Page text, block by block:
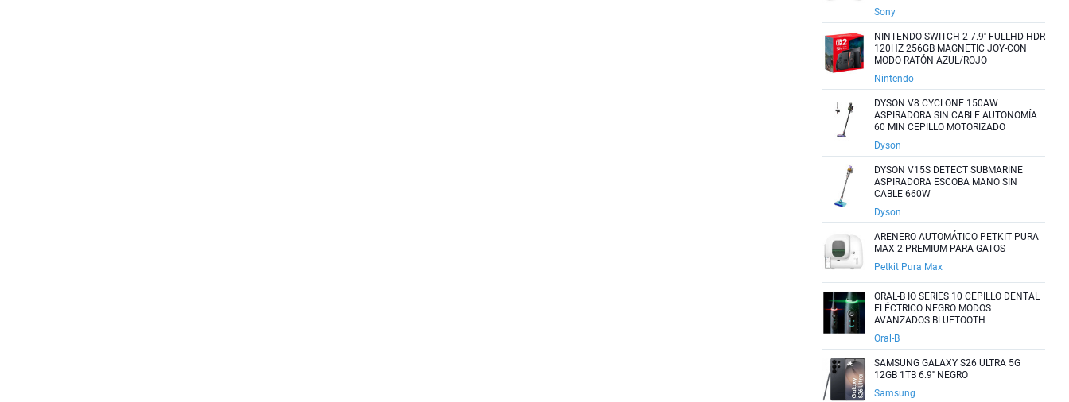
Sony
NINTENDO SWITCH 2 7.9'' FULLHD HDR
120HZ 256GB MAGNETIC JOY-CON
MODO RATÓN AZUL/ROJO
Nintendo
DYSON V8 CYCLONE 150AW
ASPIRADORA SIN CABLE AUTONOMÍA
60 MIN CEPILLO MOTORIZADO
Dyson
DYSON V15S DETECT SUBMARINE
ASPIRADORA ESCOBA MANO SIN
CABLE 660W
Dyson
ARENERO AUTOMÁTICO PETKIT PURA
MAX 2 PREMIUM PARA GATOS
Petkit Pura Max
ORAL-B IO SERIES 10 CEPILLO DENTAL
ELÉCTRICO NEGRO MODOS
AVANZADOS BLUETOOTH
Oral-B
SAMSUNG GALAXY S26 ULTRA 5G
12GB 1TB 6.9'' NEGRO
Samsung